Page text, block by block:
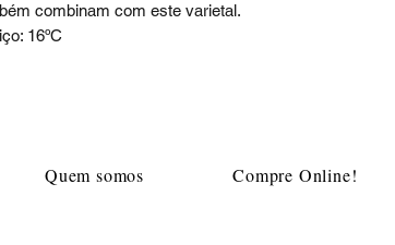
combinam com este varietal.
16ºC
Quem somos Compre Online!